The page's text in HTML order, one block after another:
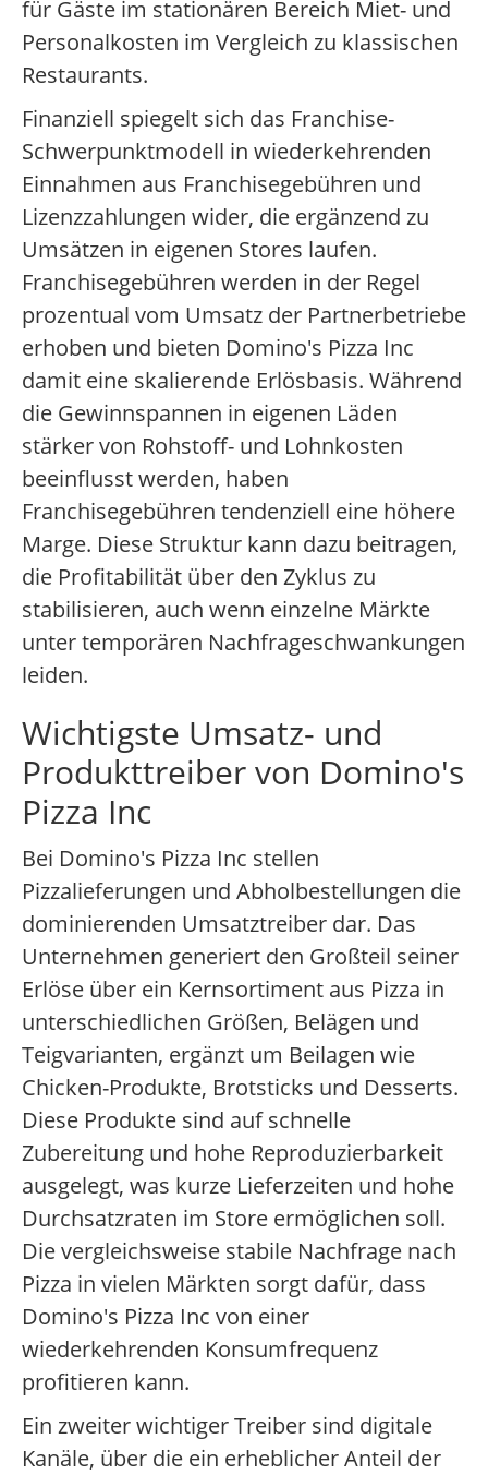
für Gäste im stationären Bereich Miet- und
Personalkosten im Vergleich zu klassischen
Restaurants.
Finanziell spiegelt sich das Franchise-
Schwerpunktmodell in wiederkehrenden
Einnahmen aus Franchisegebühren und
Lizenzzahlungen wider, die ergänzend zu
Umsätzen in eigenen Stores laufen.
Franchisegebühren werden in der Regel
prozentual vom Umsatz der Partnerbetriebe
erhoben und bieten Domino's Pizza Inc
damit eine skalierende Erlösbasis. Während
die Gewinnspannen in eigenen Läden
stärker von Rohstoff- und Lohnkosten
beeinflusst werden, haben
Franchisegebühren tendenziell eine höhere
Marge. Diese Struktur kann dazu beitragen,
die Profitabilität über den Zyklus zu
stabilisieren, auch wenn einzelne Märkte
unter temporären Nachfrageschwankungen
leiden.
Wichtigste Umsatz- und
Produkttreiber von Domino's
Pizza Inc
Bei Domino's Pizza Inc stellen
Pizzalieferungen und Abholbestellungen die
dominierenden Umsatztreiber dar. Das
Unternehmen generiert den Großteil seiner
Erlöse über ein Kernsortiment aus Pizza in
unterschiedlichen Größen, Belägen und
Teigvarianten, ergänzt um Beilagen wie
Chicken-Produkte, Brotsticks und Desserts.
Diese Produkte sind auf schnelle
Zubereitung und hohe Reproduzierbarkeit
ausgelegt, was kurze Lieferzeiten und hohe
Durchsatzraten im Store ermöglichen soll.
Die vergleichsweise stabile Nachfrage nach
Pizza in vielen Märkten sorgt dafür, dass
Domino's Pizza Inc von einer
wiederkehrenden Konsumfrequenz
profitieren kann.
Ein zweiter wichtiger Treiber sind digitale
Kanäle, über die ein erheblicher Anteil der